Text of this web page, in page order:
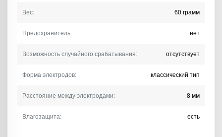
Вес: 60 грамм
Предохранитель: нет
Возможность случайного срабатывания: отсутствует
Форма электродов: классический тип
Расстояние между электродами: 8 мм
Влагозащита: есть